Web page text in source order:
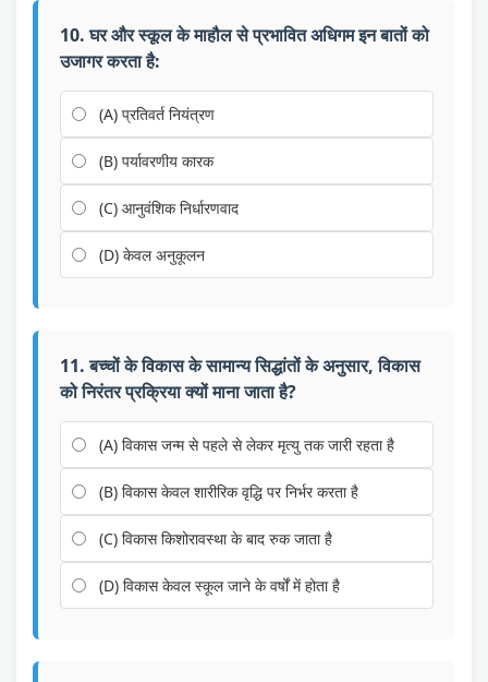
10. घर और स्कूल के माहौल से प्रभावित अधिगम इन बातों को
उजागर करता है:
(A) प्रतिवर्त नियंत्रण
(B) पर्यावरणीय कारक
(C) आनुवंशिक निर्धारणवाद
(D) केवल अनुकूलन
11. बच्चों के विकास के सामान्य सिद्धांतों के अनुसार, विकास
को निरंतर प्रक्रिया क्यों माना जाता है?
(A) विकास जन्म से पहले से लेकर मृत्यु तक जारी रहता है
(B) विकास केवल शारीरिक वृद्धि पर निर्भर करता है
(C) विकास किशोरावस्था के बाद रुक जाता है
(D) विकास केवल स्कूल जाने के वर्षों में होता है